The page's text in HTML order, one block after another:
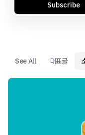
Subscribe
See All 대표글